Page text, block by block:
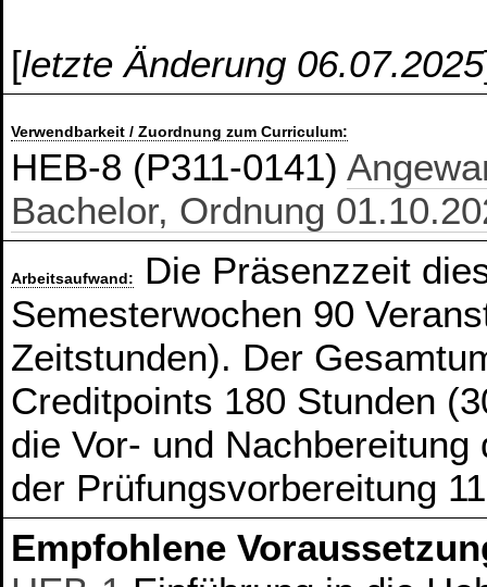
[letzte Änderung 06.07.2025
Verwendbarkeit / Zuordnung zum Curriculum:
HEB-8 (P311-0141)
Bachelor, Ordnung
Arbeitsaufwand:
Die Präsenzzeit
Semesterwochen 90
Zeitstunden). Der
Creditpoints 180 Stunden
die Vor- und
der Prüfungsvorbereitung
Empfohlene